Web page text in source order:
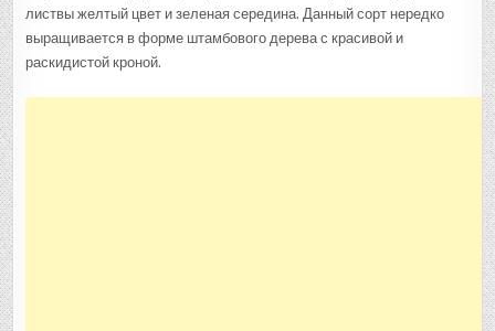
листвы желтый цвет и зеленая середина. Данный сорт нередко
выращивается в форме штамбового дерева с красивой и
раскидистой кроной.